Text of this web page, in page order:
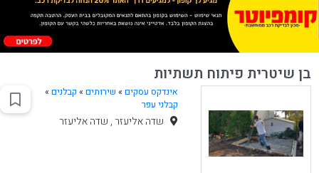
בן שיטרית פיתוח תשתיות
אינדקס עסקים » שירותים» קבלנים»
קבלני עפר
שדה אליעזר , שדה אליעזר